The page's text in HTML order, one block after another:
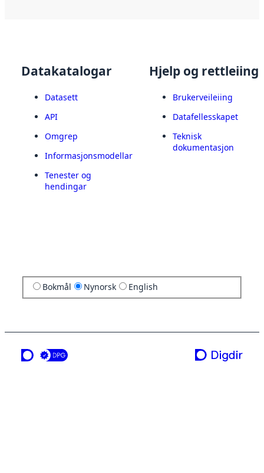
Datakatalogar
Datasett
API
Omgrep
Informasjonsmodellar
Tenester og
hendingar
Hjelp og rettleiing
Brukerveileiing
Datafellesskapet
Teknisk
dokumentasjon
Bokmål Nynorsk English